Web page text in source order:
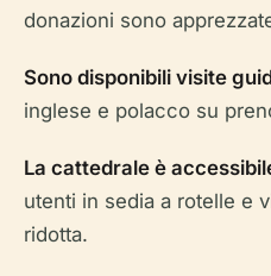
donazioni sono
Sono disponibili visite
inglese e polacco su
La cattedrale è
utenti in sedia a rotelle e
ridotta.